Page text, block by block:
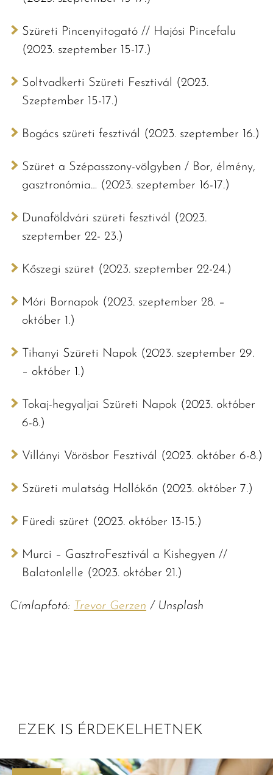
Szüreti Pincenyitogató // Hajósi Pincefalu
(2023. szeptember 15-17.)
Soltvadkerti Szüreti Fesztivál (2023.
Szeptember 15-17.)
Bogács szüreti fesztivál (2023. szeptember 16.)
Szüret a Szépasszony-völgyben / Bor, élmény,
gasztronómia… (2023. szeptember 16-17.)
Dunaföldvári szüreti fesztivál (2023.
szeptember 22- 23.)
Kőszegi szüret (2023. szeptember 22-24.)
Móri Bornapok (2023. szeptember 28. –
október 1.)
Tihanyi Szüreti Napok (2023. szeptember 29.
– október 1.)
Tokaj-hegyaljai Szüreti Napok (2023. október
6-8.)
Villányi Vörösbor Fesztivál (2023. október 6-8.)
Szüreti mulatság Hollókőn (2023. október 7.)
Füredi szüret (2023. október 13-15.)
Murci – GasztroFesztivál a Kishegyen //
Balatonlelle (2023. október 21.)
Címlapfotó: Trevor Gerzen / Unsplash
EZEK IS ÉRDEKELHETNEK